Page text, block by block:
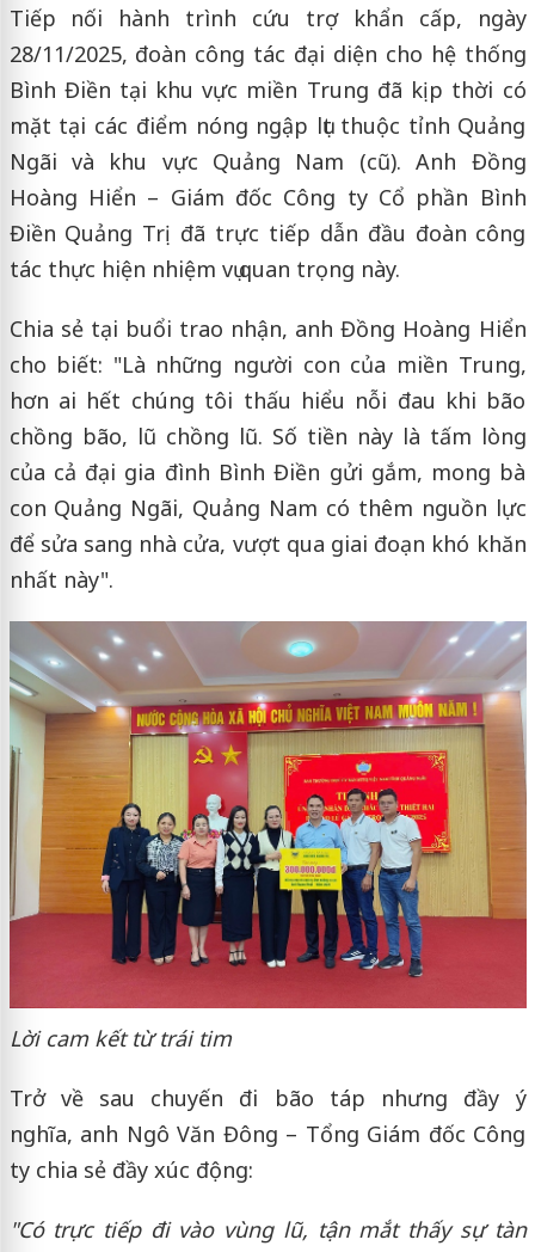
Tiếp nối hành trình cứu trợ khẩn cấp, ngày
28/11/2025, đoàn công tác đại diện cho hệ thống
Bình Điền tại khu vực miền Trung đã kịp thời có
mặt tại các điểm nóng ngập lụt thuộc tỉnh Quảng
Ngãi và khu vực Quảng Nam (cũ). Anh Đồng
Hoàng Hiển – Giám đốc Công ty Cổ phần Bình
Điền Quảng Trị đã trực tiếp dẫn đầu đoàn công
tác thực hiện nhiệm vụ quan trọng này.
Chia sẻ tại buổi trao nhận, anh Đồng Hoàng Hiển
cho biết: "Là những người con của miền Trung,
hơn ai hết chúng tôi thấu hiểu nỗi đau khi bão
chồng bão, lũ chồng lũ. Số tiền này là tấm lòng
của cả đại gia đình Bình Điền gửi gắm, mong bà
con Quảng Ngãi, Quảng Nam có thêm nguồn lực
để sửa sang nhà cửa, vượt qua giai đoạn khó khăn
nhất này".
Lời cam kết từ trái tim
Trở về sau chuyến đi bão táp nhưng đầy ý
nghĩa, anh Ngô Văn Đông – Tổng Giám đốc Công
ty chia sẻ đầy xúc động:
"Có trực tiếp đi vào vùng lũ, tận mắt thấy sự tàn